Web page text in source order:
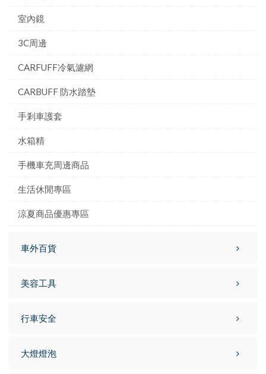
室內鏡
3C周邊
CARFUFF冷氣濾網
CARBUFF 防水踏墊
手剎車護套
水箱精
手機車充周邊商品
生活休閒專區
涼夏商品優惠專區
車外百貨
美容工具
行車安全
大燈燈泡